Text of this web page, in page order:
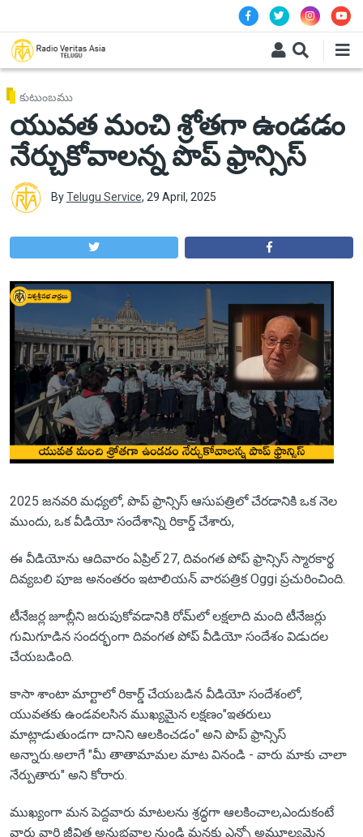
కుటుంబము
యువత మంచి శ్రోతగా ఉండడం
నేర్చుకోవాలన్న పొప్ ఫ్రాన్సిస్
ByTelugu Service, 29 April, 2025
2025 జనవరి మధ్యలో, పొప్ ఫ్రాన్సిస్ ఆసుపత్రిలో చేరడానికి ఒక నెల
ముందు, ఒక వీడియో సందేశాన్ని రికార్డ్ చేశారు,
ఈ వీడియోను ఆదివారం ఏప్రిల్ 27, దివంగత పోప్ ఫ్రాన్సిస్ స్మారకార్థ
దివ్యబలి పూజ అనంతరం ఇటాలియన్ వారపత్రిక Oggi ప్రచురించింది.
టీనేజర్ల జూబ్లీని జరుపుకోవడానికి రోమ్‌లో లక్షలాది మంది టీనేజర్లు
గుమిగూడిన సందర్భంగా దివంగత పోప్ వీడియో సందేశం విడుదల
చేయబడింది.
కాసా శాంటా మార్టాలో రికార్డ్ చేయబడిన వీడియో సందేశంలో,
యువతకు ఉండవలసిన ముఖ్యమైన లక్షణం"ఇతరులు
మాట్లాడుతుండగా దానిని ఆలకించడం" అని పొప్ ఫ్రాన్సిస్
అన్నారు.అలాగే "మీ తాతామామల మాట వినండి - వారు మాకు చాలా
నేర్పుతారు" అని కోరారు.
ముఖ్యంగా మన పెద్దవారు మాటలను శ్రద్ధగా ఆలకించాల,ఎందుకంటే
వారు వారి జీవిత అనుభవాల నుండి మనకు ఎన్నో అమూల్యమైన